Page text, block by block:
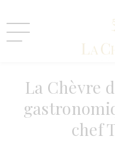
La Chèvre
chef